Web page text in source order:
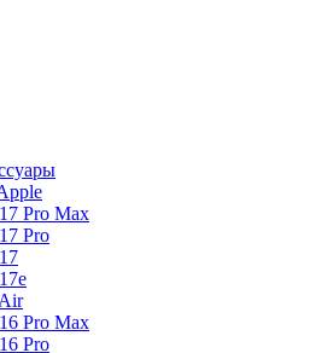
Pro Max
Pro
Pro Max
Pro